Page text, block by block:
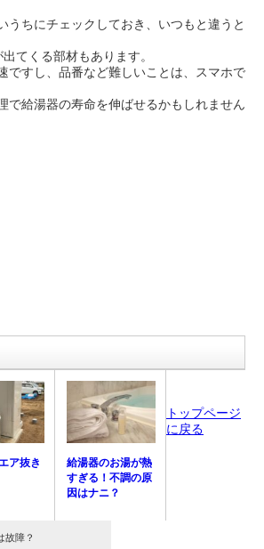
ちにチェックしておき、いつもと違うと
てくる部材もあります。
ですし、品番など難しいことは、スマホで
で給湯器の寿命を伸ばせるかもしれません
ア抜き
給湯器のお湯が熱
すぎる！不調の原
因はナニ？
故障？
トップページ
に戻る